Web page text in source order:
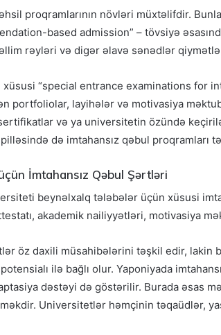
proqramlarının növləri müxtəlifdir.
based admission” – tövsiyə
rəyləri və digər əlavə sənədlər
“special entrance examinations for
portfoliolar, layihələr və motivasiya
və ya universitetin özündə
də imtahansız qəbul
İmtahansız Qəbul Şərtləri
beynəlxalq tələbələr üçün xüsusi
akademik nailiyyətləri, motivasiya
öz daxili müsahibələrini təşkil edir, lakin
ilə bağlı olur. Yaponiyada
dəstəyi də göstərilir. Burada əsas
Universitetlər həmçinin təqaüdlər,